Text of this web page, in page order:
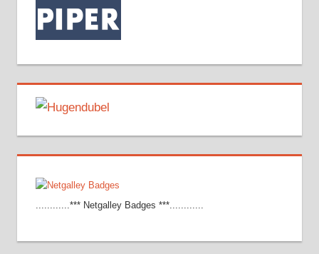
............*** Netgalley Badges ***............